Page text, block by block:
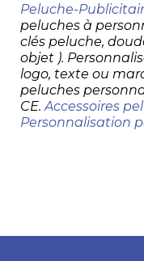
Peluche-
peluches à
clés peluche,
objet ).
logo, texte ou
peluches
CE. Accessoires
Personnalisation